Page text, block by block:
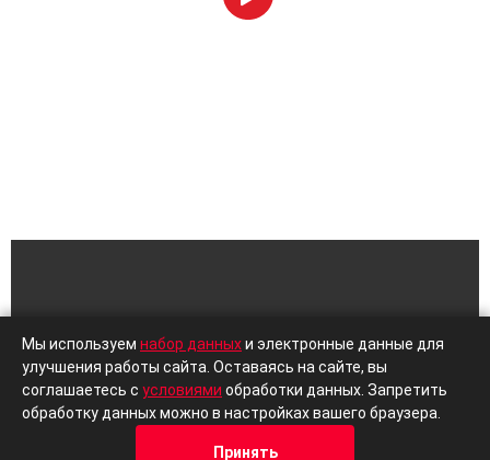
Москва, ул.Привольная 70
с 08.00 до 20.00
8 (495) 229-39-89
Мы используем набор данныхи электронные данные для
улучшения работы сайта. Оставаясь на сайте, вы
соглашаетесь с условиями обработки данных. Запретить
обработку данных можно в настройках вашего браузера.
Принять